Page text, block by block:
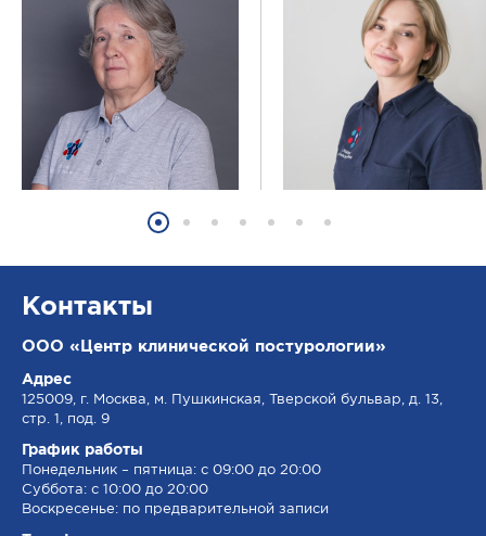
Контакты
ООО «Центр клинической постурологии»
Адрес
125009, г. Москва, м. Пушкинская, Тверской бульвар, д. 13,
стр. 1, под. 9
График работы
Понедельник – пятница: с 09:00 до 20:00
Суббота: с 10:00 до 20:00
Воскресенье: по предварительной записи